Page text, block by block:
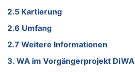
2.5 Kartierung
2.6 Umfang
2.7 Weitere Informationen
3. WA im Vorgängerprojekt DiWA